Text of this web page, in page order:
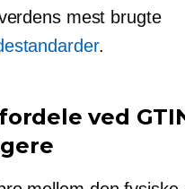
mest brugte
.
ved